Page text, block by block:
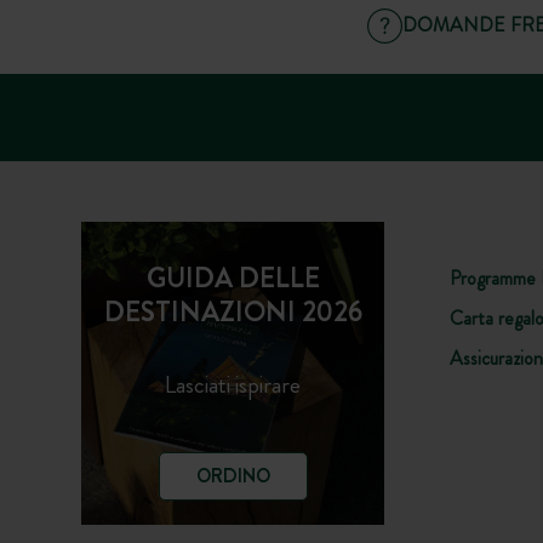
DOMANDE
GUIDA DELLE
DESTINAZIONI 2026
Lasciati ispirare
ORDINO
Carta regalo